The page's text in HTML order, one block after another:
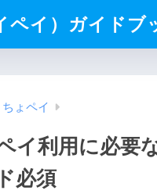
ペイ）ガイドブ
ちょペイ
イ利用に必要
必須